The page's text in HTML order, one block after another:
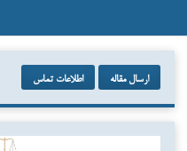
ارسال مقاله اطلاعات تماس